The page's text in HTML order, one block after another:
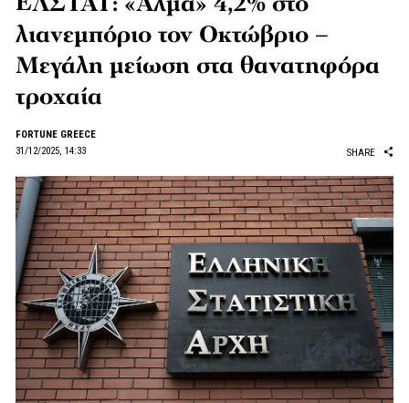
λιανεμπόριο τον Οκτώβριο –
Μεγάλη μείωση στα θανατηφόρα
τροχαία
FORTUNE GREECE
31/12/2025, 14:33
SHARE